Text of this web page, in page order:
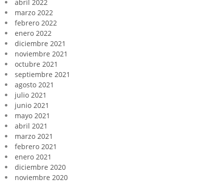
abril 2022
marzo 2022
febrero 2022
enero 2022
diciembre 2021
noviembre 2021
octubre 2021
septiembre 2021
agosto 2021
julio 2021
junio 2021
mayo 2021
abril 2021
marzo 2021
febrero 2021
enero 2021
diciembre 2020
noviembre 2020